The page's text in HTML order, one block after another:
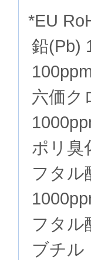
*EU
鉛(Pb)
六価ク
ポリ臭
フタ
フタ
ブチ